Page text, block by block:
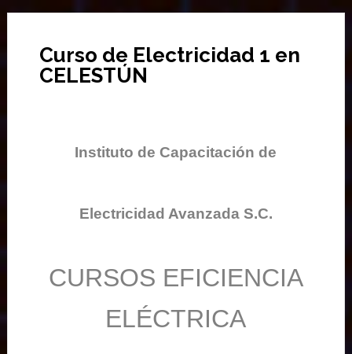
Curso de Electricidad 1 en
CELESTÚN
Instituto de Capacitación de
Electricidad Avanzada S.C.
CURSOS EFICIENCIA
ELÉCTRICA